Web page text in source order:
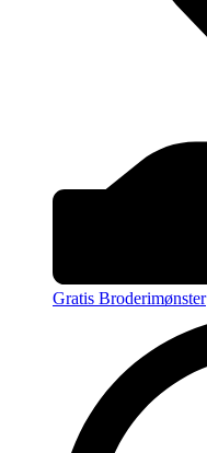
Gratis Broderimønster